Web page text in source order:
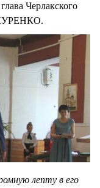
Черлакского
лепту в его